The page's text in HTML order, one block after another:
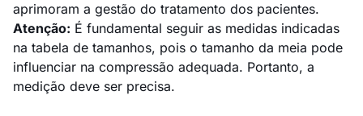
aprimoram a gestão do tratamento dos pacientes.
Atenção: É fundamental seguir as medidas indicadas
na tabela de tamanhos, pois o tamanho da meia pode
influenciar na compressão adequada. Portanto, a
medição deve ser precisa.